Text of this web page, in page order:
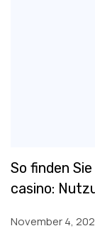
So finden
casino:
November 4,